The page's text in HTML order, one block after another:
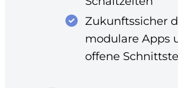
Zukunftssicher
modulare Apps
offene